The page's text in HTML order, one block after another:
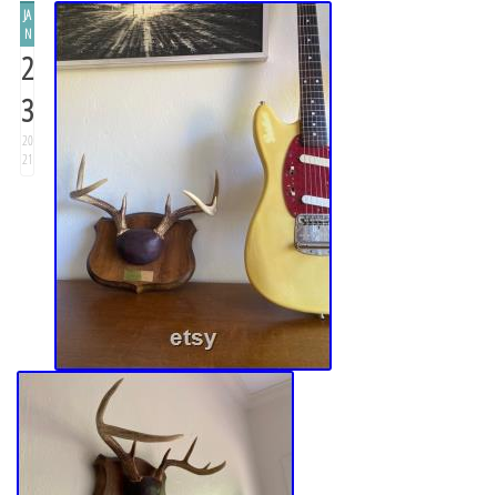
JA
N
2
3
20
21